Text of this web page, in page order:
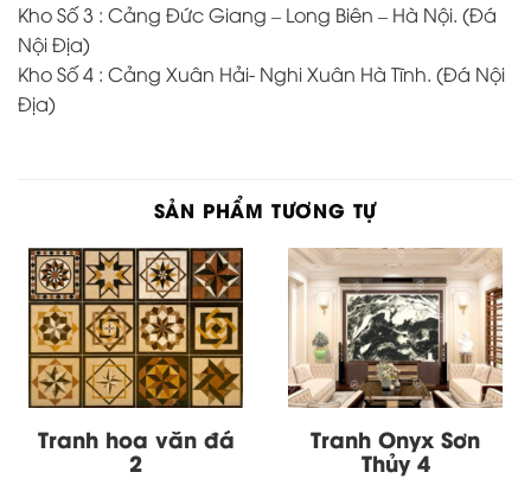
Kho Số 3 : Cảng Đức Giang – Long Biên – Hà Nội. (Đá
Nội Địa)
Kho Số 4 : Cảng Xuân Hải- Nghi Xuân Hà Tĩnh. (Đá Nội
Địa)
SẢN PHẨM TƯƠNG TỰ
Tranh hoa văn đá
2
Tranh Onyx Sơn
Thủy 4